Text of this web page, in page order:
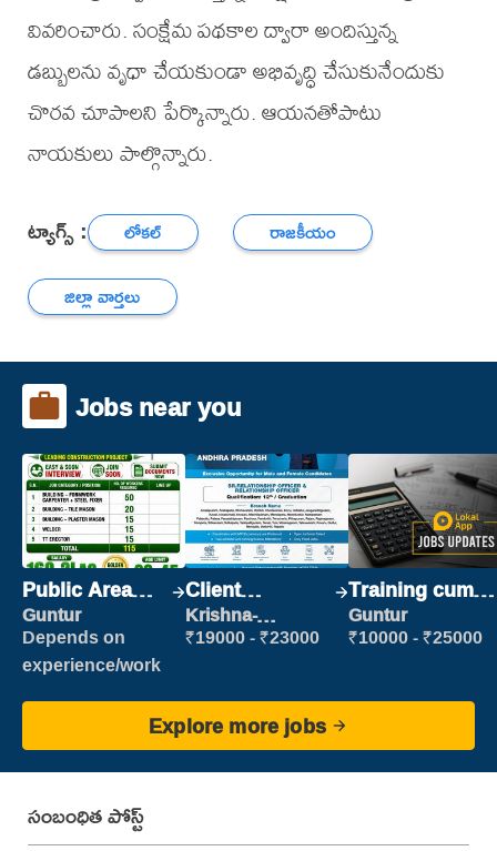
వివరించారు. సంక్షేమ పథకాల ద్వారా అందిస్తున్న
డబ్బులను వృధా చేయకుండా అభివృద్ధి చేసుకునేందుకు
చొరవ చూపాలని పేర్కొన్నారు. ఆయనతోపాటు
నాయకులు పాల్గొన్నారు.
ట్యాగ్స్ : లోకల్
రాజకీయం
జిల్లా వార్తలు
Jobs near you
Public Area
Cleaner
Guntur
Depends on
experience/work
Client
Relationship
Executive
Krishna-
vijayawada
₹19000 - ₹23000
Training cum
Placement
Guntur
₹10000 - ₹25000
Explore more jobs
సంబంధిత పోస్ట్